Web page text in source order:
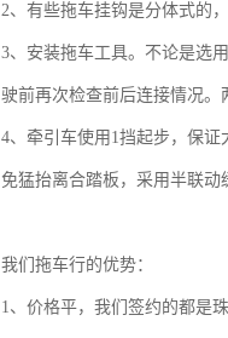
2、有些拖车挂钩是分体式的
3、安装拖车工具。不论是选
驶前再次检查前后连接情况
4、牵引车使用1挡起步，保
免猛抬离合踏板，采用半联
我们拖车行的优势：
1、价格平，我们签约的都是